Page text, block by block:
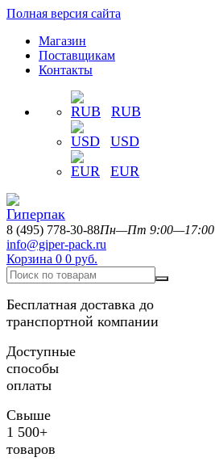
Полная версия сайта
Магазин
Поставщикам
Контакты
RUB
USD
EUR
8 (495) 778-30-88Пн—Пт 9:00—17:00
info@giper-pack.ru
Корзина 0 0 руб.
Бесплатная доставка до
транспортной компании
Доступные
способы
оплаты
Свыше
1 500+
товаров